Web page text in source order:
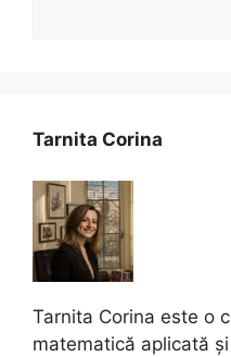
Tarnita Corina
Tarnita Corina este o
matematică aplicată